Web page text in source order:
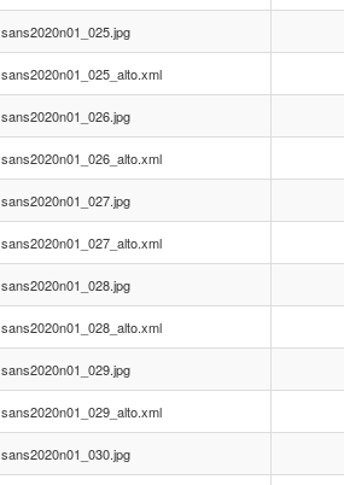
sans2020n01_025.jpg
sans2020n01_025_alto.xml
sans2020n01_026.jpg
sans2020n01_026_alto.xml
sans2020n01_027.jpg
sans2020n01_027_alto.xml
sans2020n01_028.jpg
sans2020n01_028_alto.xml
sans2020n01_029.jpg
sans2020n01_029_alto.xml
sans2020n01_030.jpg